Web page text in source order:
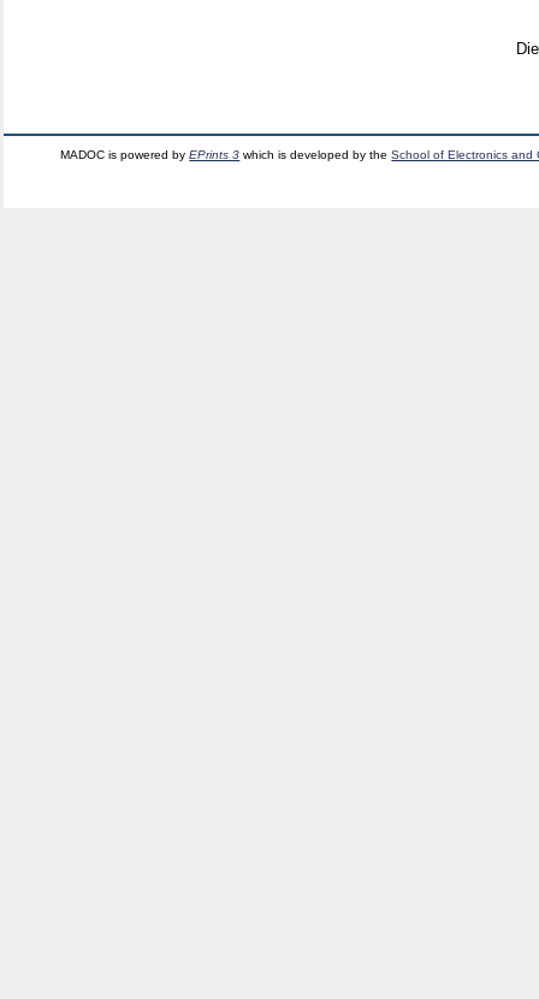
MADOC is powered byEPrints 3 which is developed by theSchool of Electronics and